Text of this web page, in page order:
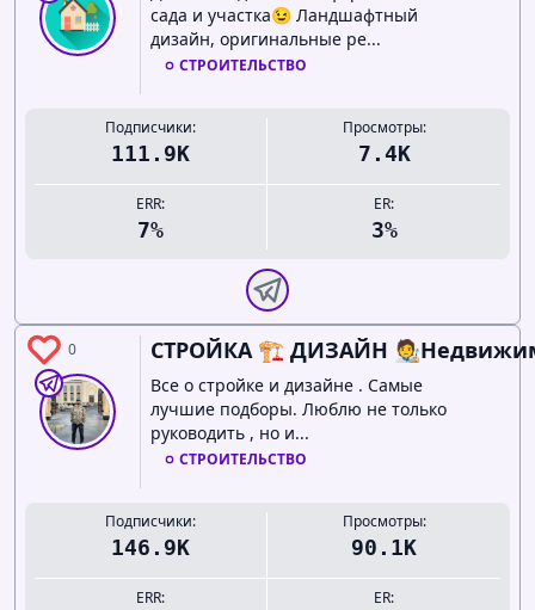
сада и участка😉 Ландшафтный
дизайн, оригинальные ре...
СТРОИТЕЛЬСТВО
Подписчики:
111.9K
ERR:
7%
Просмотры:
7.4K
ER:
3%
0 СТРОЙКА 🏗️ ДИЗАЙН
Все о стройке и дизайне . Самые
лучшие подборы. Люблю не только
руководить , но и...
СТРОИТЕЛЬСТВО
Подписчики:
146.9K
ERR:
Просмотры:
90.1K
ER: